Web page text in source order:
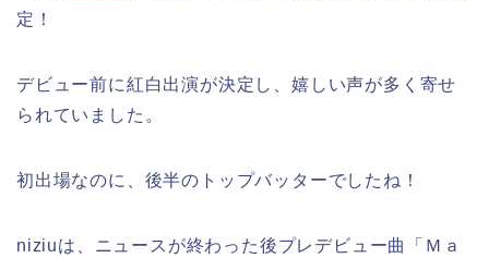
定！
デビュー前に紅白出演が決定し、嬉しい声が多く寄せ
られていました。
初出場なのに、後半のトップバッターでしたね！
niziuは、ニュースが終わった後プレデビュー曲「 Ｍａ